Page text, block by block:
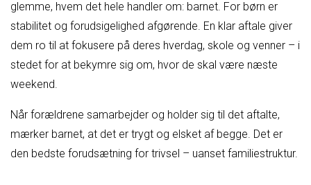
glemme, hvem det hele handler om: barnet. For børn er
stabilitet og forudsigelighed afgørende. En klar aftale giver
dem ro til at fokusere på deres hverdag, skole og venner – i
stedet for at bekymre sig om, hvor de skal være næste
weekend.
Når forældrene samarbejder og holder sig til det aftalte,
mærker barnet, at det er trygt og elsket af begge. Det er
den bedste forudsætning for trivsel – uanset familiestruktur.